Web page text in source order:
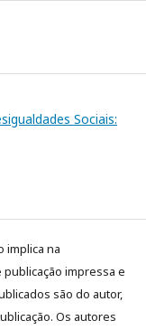
Sociais:
implica na
impressa e
são do autor,
Os autores